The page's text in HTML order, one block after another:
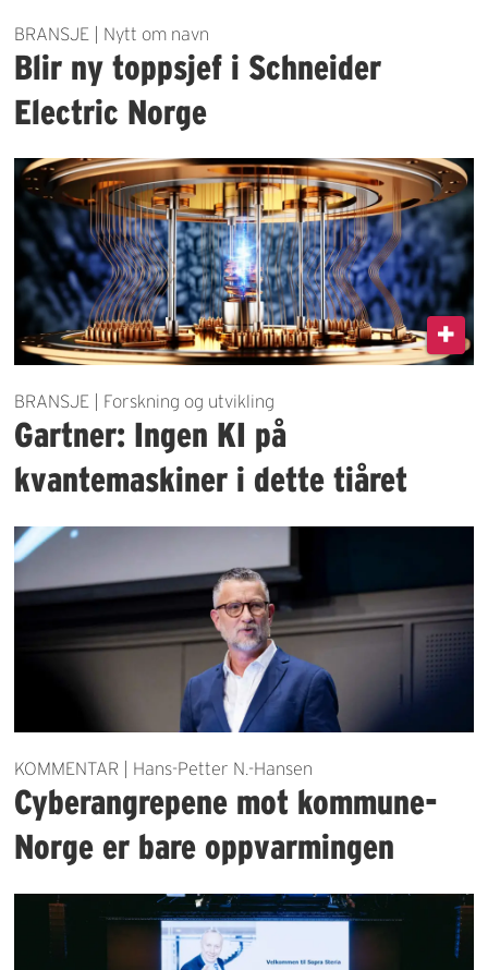
BRANSJE | Nytt om navn
Blir ny toppsjef i Schneider
Electric Norge
BRANSJE | Forskning og utvikling
Gartner: Ingen KI på
kvantemaskiner i dette tiåret
KOMMENTAR | Hans-Petter N.-Hansen
Cyberangrepene mot kommune-
Norge er bare oppvarmingen